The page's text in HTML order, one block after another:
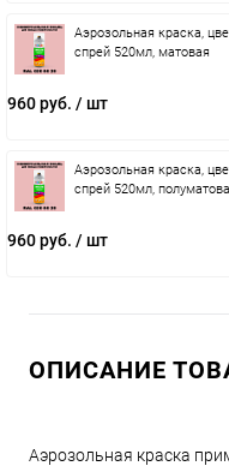
Аэрозольная краска,
спрей 520мл, матовая
960 руб. / шт
Аэрозольная краска,
спрей 520мл,
960 руб. / шт
ОПИСАНИЕ
Аэрозольная краска